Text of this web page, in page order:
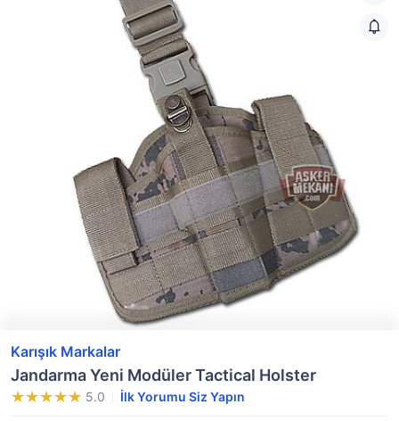
Karışık Markalar
Jandarma Yeni Modüler Tactical Holster
5.0 İlk Yorumu Siz Yapın